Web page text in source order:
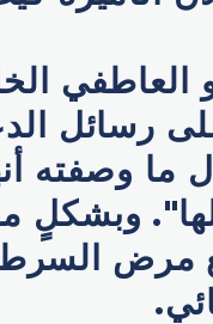
رسائل
ما وصفته
وبشكلٍ